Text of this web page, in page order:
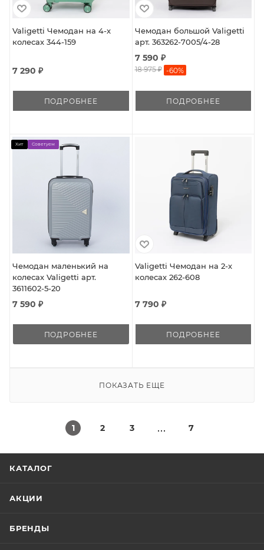
Valigetti Чемодан на 4-х
колесах 344-159
7 290 ₽
ПОДРОБНЕЕ
Чемодан большой Valigetti
арт. 363262-7005/4-28
7 590 ₽
18 975 ₽ -60%
ПОДРОБНЕЕ
Хит Советуем
Чемодан маленький на
колесах Valigetti арт.
3611602-5-20
7 590 ₽
ПОДРОБНЕЕ
Valigetti Чемодан на 2-х
колесах 262-608
7 790 ₽
ПОДРОБНЕЕ
ПОКАЗАТЬ ЕЩЕ
1 2 3 7
КАТАЛОГ
АКЦИИ
БРЕНДЫ